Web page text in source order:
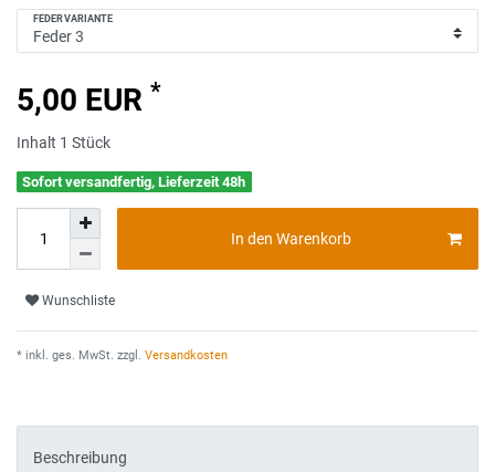
FEDERVARIANTE
5,00 EUR *
Inhalt 1 Stück
Sofort versandfertig, Lieferzeit 48h
In den Warenkorb
Wunschliste
* inkl. ges. MwSt. zzgl. Versandkosten
Beschreibung